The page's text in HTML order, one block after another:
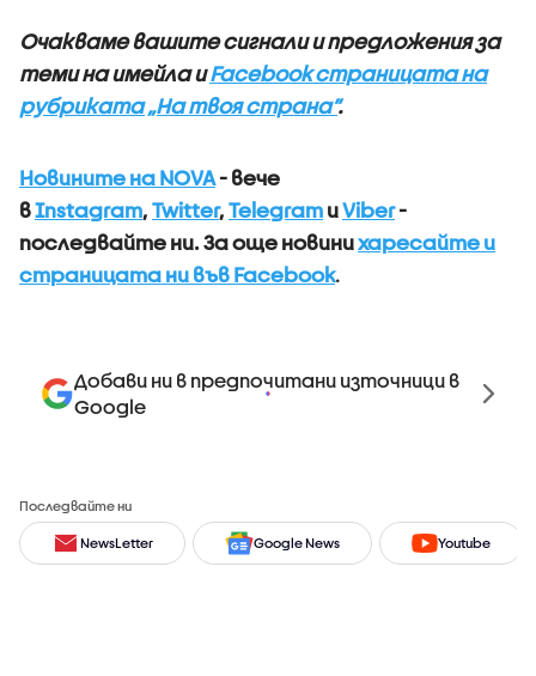
Очакваме вашите сигнали и предложения за
теми на имейла иFacebook страницата на
рубриката „На твоя страна”.
Новините на NOVA- вече
вInstagram, Twitter, Telegram иViber-
последвайте ни.За още новинихаресайте и
страницата ни във Facebook.
Добави ни в предпочитани източници в
Google
Последвайте ни
NewsLetter Google News Youtube